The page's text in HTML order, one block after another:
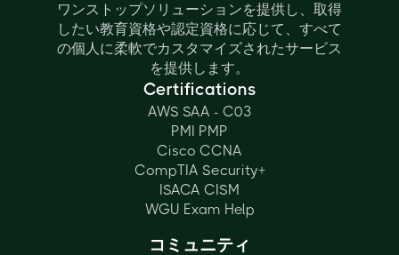
ワンストップソリューションを提供し、取得
したい教育資格や認定資格に応じて、すべて
の個人に柔軟でカスタマイズされたサービス
を提供します。
Certifications
AWS SAA - C03
PMI PMP
Cisco CCNA
CompTIA Security+
ISACA CISM
WGU Exam Help
コミュニティ